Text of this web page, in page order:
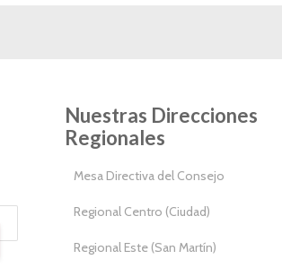
Nuestras Direcciones
Regionales
Mesa Directiva del Consejo
Regional Centro (Ciudad)
Regional Este (San Martín)